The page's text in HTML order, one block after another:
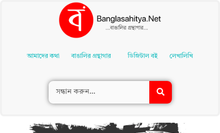
Contentআমাদের কথা বাঙালির গ্রন্থাগার ডিজিটাল বই লেখালিখি